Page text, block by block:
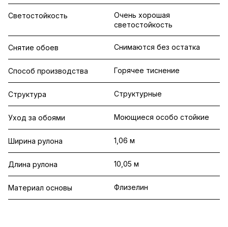
Светостойкость
Очень хорошая
светостойкость
Снятие обоев Снимаются без остатка
Способ производства Горячее тиснение
Структура Структурные
Уход за обоями Моющиеся особо стойкие
Ширина рулона 1,06 м
Длина рулона 10,05 м
Материал основы Флизелин